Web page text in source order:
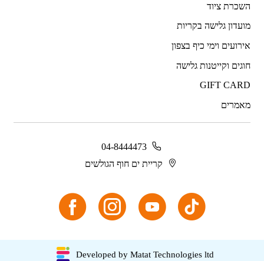
השכרת ציוד
מועדון גלישה בקריות
אירועים וימי כיף בצפון
חוגים וקייטנות גלישה
GIFT CARD
מאמרים
04-8444473
קריית ים חוף הגולשים
Developed by Matat Technologies ltd